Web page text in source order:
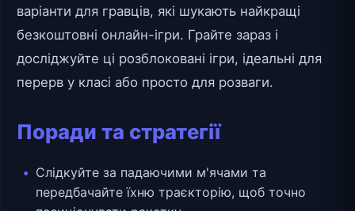
варіанти для гравців, які шукають найкращі
безкоштовні онлайн-ігри. Грайте зараз і
досліджуйте ці розблоковані ігри, ідеальні для
перерв у класі або просто для розваги.
Поради та стратегії
Слідкуйте за падаючими м'ячами та
передбачайте їхню траєкторію, щоб точно